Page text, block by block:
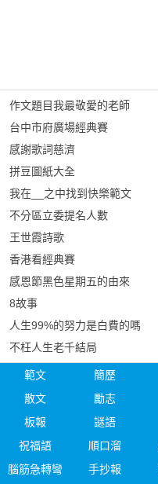
作文題目我最敬愛的老師
台中市府廣場經典賽
感謝歌詞慈濟
拼豆圖紙大全
我在__之中找到快樂範文
不分區立委提名人數
王世霞詩歌
香港看經典賽
感恩節黑色星期五的由來
8故事
人生99%的努力是白費的嗎
不枉人生老千結局
範文 簡歷
散文
勵志
板報
謎語
祝福語
順口溜
腦筋急轉彎
手抄報